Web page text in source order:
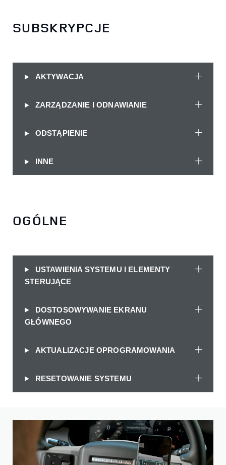
SUBSKRYPCJE
AKTYWACJA
ZARZĄDZANIE I ODNAWIANIE
ODSTĄPIENIE
INNE
OGÓLNE
USTAWIENIA SYSTEMU I ELEMENTY
STERUJĄCE
DOSTOSOWYWANIE EKRANU
GŁÓWNEGO
AKTUALIZACJE OPROGRAMOWANIA
RESETOWANIE SYSTEMU